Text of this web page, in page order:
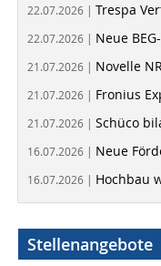
22.07.2026 | Trespa
22.07.2026 | Neue
21.07.2026 | Novelle
21.07.2026 | Fronius
21.07.2026 | Schüco
16.07.2026 | Neue
16.07.2026 | Hochbau
Stellenangebote